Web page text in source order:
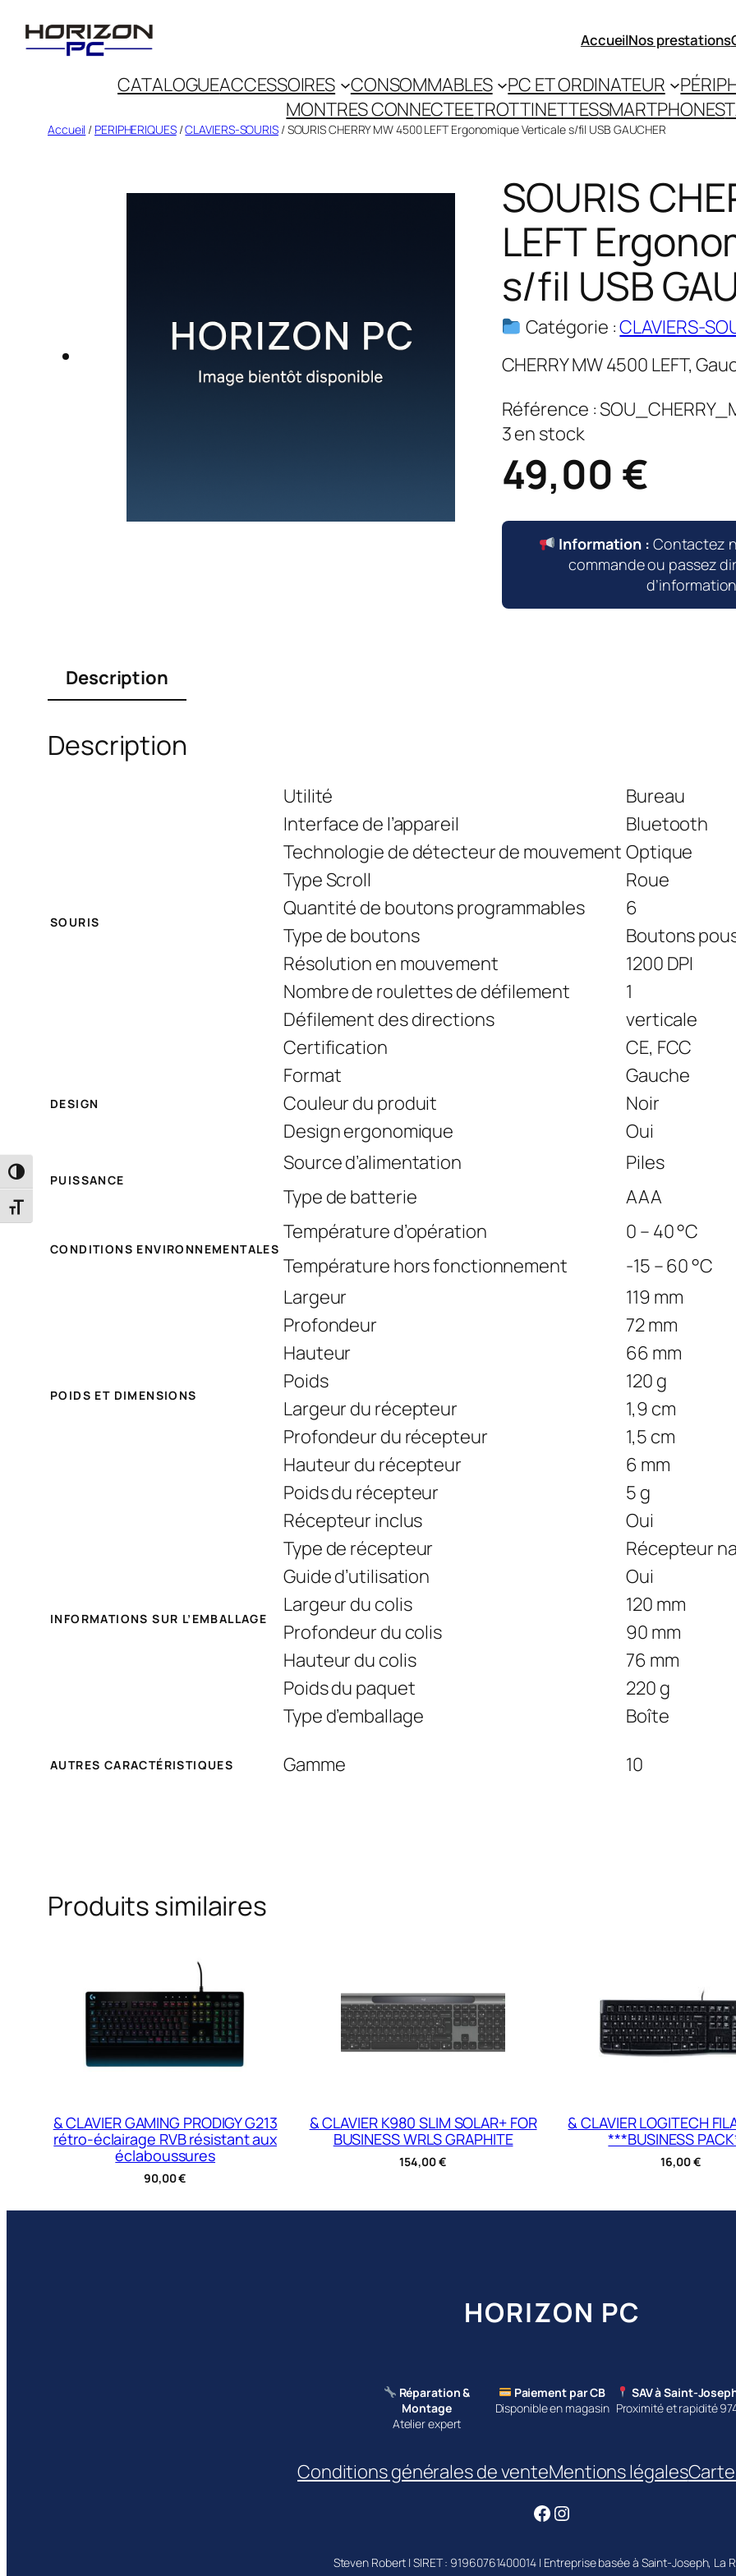
Passer en contraste élevé
Changer la taille de la police
AccueilNos prestations
CATALOGUEACCESSOIRES CONSOMMABLES PC ET ORDINATEUR
MONTRES CONNECTEETROTTINETTESSMARTPHONES
Accueil / PERIPHERIQUES/CLAVIERS-SOURIS/ SOURIS CHERRY MW 4500 LEFT Ergonomique Verticale s/fil USB GAUCHER
SOURIS
LEFT
s/fil USB
Catégorie :CLAVIERS-
CHERRY MW 4500 LEFT,
Référence :
3 en stock
49,00 €
Information : Contactez
commande ou passez
Description
Description
SOURIS
Utilité
Bureau
Interface de l’appareil
Bluetooth
Technologie de détecteur de mouvement Optique
Type Scroll
Roue
Quantité de boutons programmables
6
Type de boutons
Boutons
Résolution en mouvement
1200 DPI
Nombre de roulettes de défilement
1
Défilement des directions
verticale
Certification
CE, FCC
DESIGN
Format
Gauche
Couleur du produit
Noir
Design ergonomique
Oui
PUISSANCE
Source d’alimentation
Piles
Type de batterie
AAA
CONDITIONS ENVIRONNEMENTALES
Température d’opération
0 – 40 °C
Température hors fonctionnement
-15 – 60 °C
POIDS ET DIMENSIONS
Largeur
119 mm
Profondeur
72 mm
Hauteur
66 mm
Poids
120 g
Largeur du récepteur
1,9 cm
Profondeur du récepteur
1,5 cm
Hauteur du récepteur
6 mm
Poids du récepteur
5 g
INFORMATIONS SUR L’EMBALLAGE
Récepteur inclus
Oui
Type de récepteur
Récepteur
Guide d’utilisation
Oui
Largeur du colis
120 mm
Profondeur du colis
90 mm
Hauteur du colis
76 mm
Poids du paquet
220 g
Type d’emballage
Boîte
AUTRES CARACTÉRISTIQUES Gamme 10
Produits similaires
& CLAVIER GAMING PRODIGY G213
rétro-éclairage RVB résistant aux
éclaboussures
90,00€
& CLAVIER K980 SLIM SOLAR+ FOR
BUSINESS WRLS GRAPHITE
154,00€
& CLAVIER LOGITECH
***BUSINESS
16,00€
HORIZON PC
Réparation &
Montage
Atelier expert
Paiement par CB
Disponible en magasin
SAV à Saint-
Proximité et rapidité
Conditions générales de venteMentions légales
Facebook
Instagram
Steven Robert | SIRET : 91960761400014 | Entreprise basée à Saint-Joseph, La